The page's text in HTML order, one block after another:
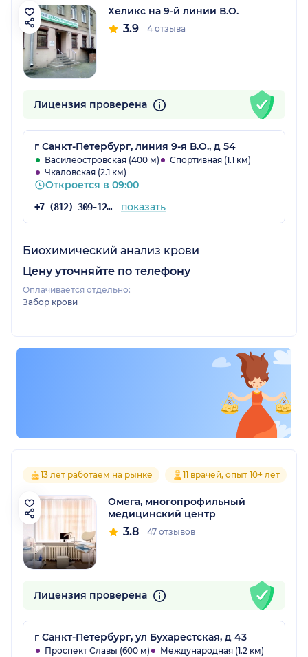
Хеликс на 9-й линии В.О.
3.9 4 отзыва
Лицензия проверена
г Санкт-Петербург, линия 9-я В.О., д 54
Василеостровская (400 м)
Спортивная (1.1 км)
Чкаловская (2.1 км)
Откроется в 09:00
+7 (812) 309-12-21 показать
Биохимический анализ крови
Цену уточняйте по телефону
Оплачивается отдельно:
Забор крови
13 лет работаем на рынке 11 врачей, опыт 10+ лет
Омега, многопрофильный
медицинский центр
3.8 47 отзывов
Лицензия проверена
г Санкт-Петербург, ул Бухарестская, д 43
Проспект Славы (600 м)
Международная (1.2 км)